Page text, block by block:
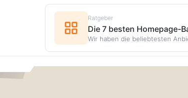
Ratgeber
Die 7 besten Homepage-
Wir haben die beliebtesten